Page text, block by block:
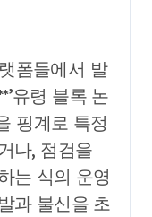
폼들에서 발
유령 블록 논
핑계로 특정
나, 점검을
는 식의 운영
과 불신을 초